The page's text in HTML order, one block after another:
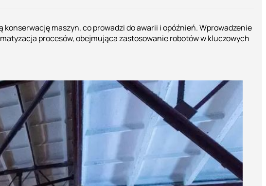
maszyn, co prowadzi do awarii i opóźnień. Wprowadzenie
procesów, obejmująca zastosowanie robotów w kluczowych